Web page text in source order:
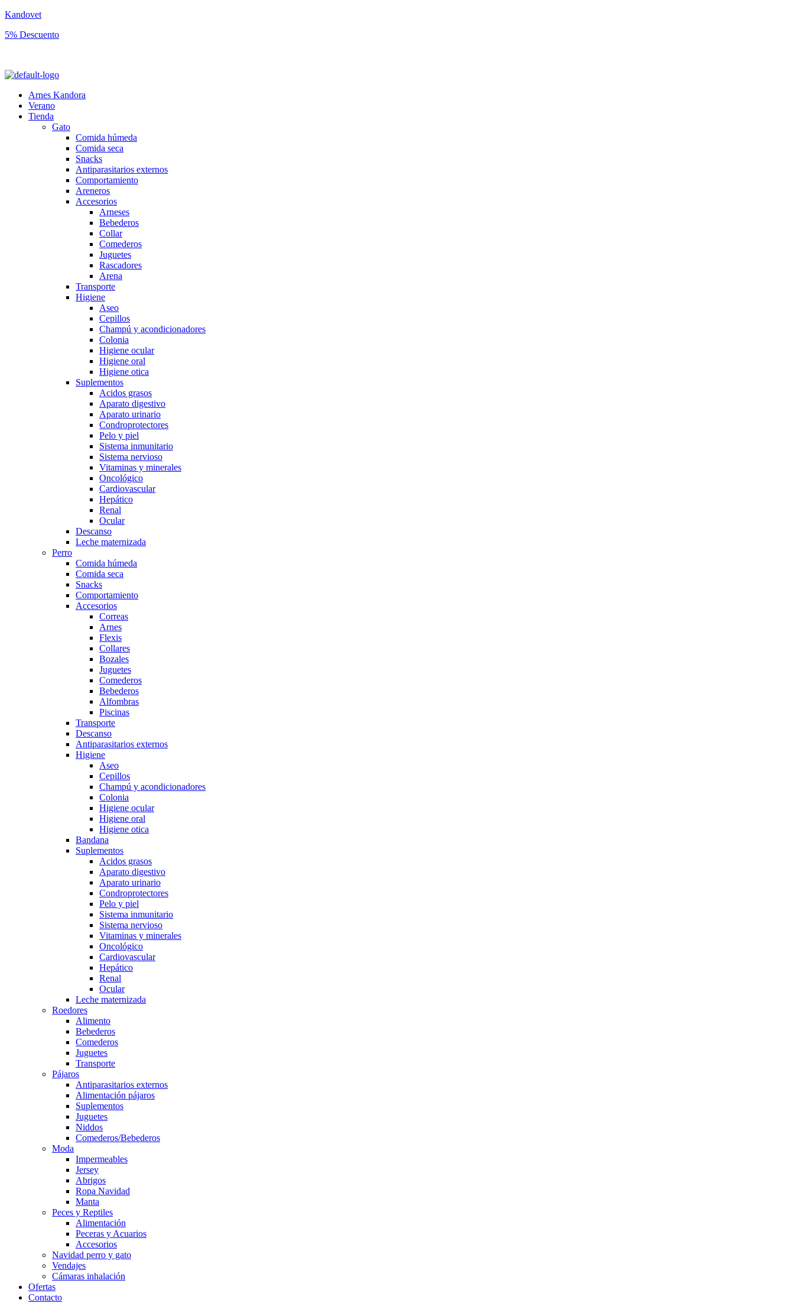
Kandovet
5% Descuento
Arnes Kandora
Verano
Tienda
Gato
Comida húmeda
Comida seca
Snacks
Antiparasitarios externos
Comportamiento
Areneros
Accesorios
Arneses
Bebederos
Collar
Comederos
Juguetes
Rascadores
Arena
Transporte
Higiene
Aseo
Cepillos
Champú y acondicionadores
Colonia
Higiene ocular
Higiene oral
Higiene otica
Suplementos
Acidos grasos
Aparato digestivo
Aparato urinario
Condroprotectores
Pelo y piel
Sistema inmunitario
Sistema nervioso
Vitaminas y minerales
Oncológico
Cardiovascular
Hepático
Renal
Ocular
Descanso
Leche maternizada
Perro
Comida húmeda
Comida seca
Snacks
Comportamiento
Accesorios
Correas
Arnes
Flexis
Collares
Bozales
Juguetes
Comederos
Bebederos
Alfombras
Piscinas
Transporte
Descanso
Antiparasitarios externos
Higiene
Aseo
Cepillos
Champú y acondicionadores
Colonia
Higiene ocular
Higiene oral
Higiene otica
Bandana
Suplementos
Acidos grasos
Aparato digestivo
Aparato urinario
Condroprotectores
Pelo y piel
Sistema inmunitario
Sistema nervioso
Vitaminas y minerales
Oncológico
Cardiovascular
Hepático
Renal
Ocular
Leche maternizada
Roedores
Alimento
Bebederos
Comederos
Juguetes
Transporte
Pájaros
Antiparasitarios externos
Alimentación pájaros
Suplementos
Juguetes
Niddos
Comederos/Bebederos
Moda
Impermeables
Jersey
Abrigos
Ropa Navidad
Manta
Peces y Reptiles
Alimentación
Peceras y Acuarios
Accesorios
Navidad perro y gato
Vendajes
Cámaras inhalación
Ofertas
Contacto